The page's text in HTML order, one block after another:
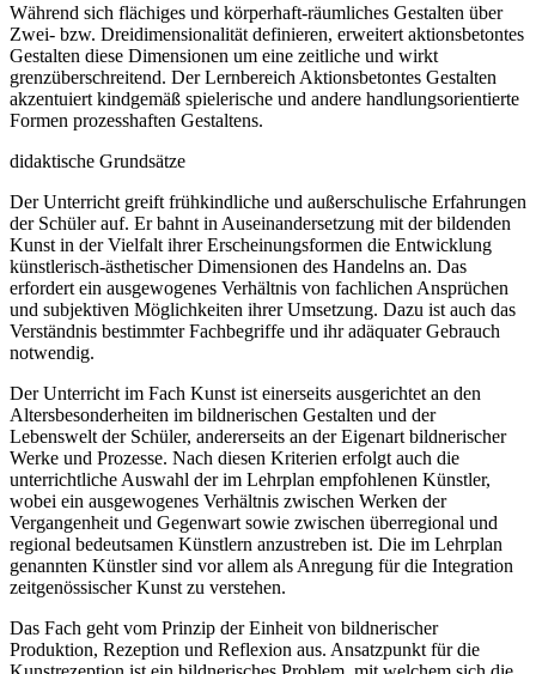
Während sich flächiges und körperhaft-räumliches Gestalten über
Zwei- bzw. Dreidimensionalität definieren, erweitert aktionsbetontes
Gestalten diese Dimensionen um eine zeitliche und wirkt
grenzüberschreitend. Der Lernbereich Aktionsbetontes Gestalten
akzentuiert kindgemäß spielerische und andere handlungsorientierte
Formen prozesshaften Gestaltens.
didaktische Grundsätze
Der Unterricht greift frühkindliche und außerschulische Erfahrungen
der Schüler auf. Er bahnt in Auseinandersetzung mit der bildenden
Kunst in der Vielfalt ihrer Erscheinungsformen die Entwicklung
künstlerisch-ästhetischer Dimensionen des Handelns an. Das
erfordert ein ausgewogenes Verhältnis von fachlichen Ansprüchen
und subjektiven Möglichkeiten ihrer Umsetzung. Dazu ist auch das
Verständnis bestimmter Fachbegriffe und ihr adäquater Gebrauch
notwendig.
Der Unterricht im Fach Kunst ist einerseits ausgerichtet an den
Altersbesonderheiten im bildnerischen Gestalten und der
Lebenswelt der Schüler, andererseits an der Eigenart bildnerischer
Werke und Prozesse. Nach diesen Kriterien erfolgt auch die
unterrichtliche Auswahl der im Lehrplan empfohlenen Künstler,
wobei ein ausgewogenes Verhältnis zwischen Werken der
Vergangenheit und Gegenwart sowie zwischen überregional und
regional bedeutsamen Künstlern anzustreben ist. Die im Lehrplan
genannten Künstler sind vor allem als Anregung für die Integration
zeitgenössischer Kunst zu verstehen.
Das Fach geht vom Prinzip der Einheit von bildnerischer
Produktion, Rezeption und Reflexion aus. Ansatzpunkt für die